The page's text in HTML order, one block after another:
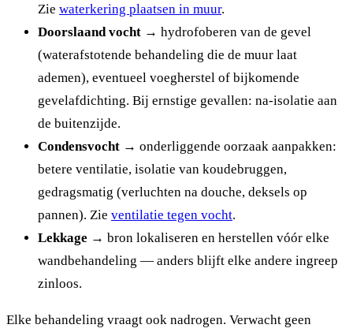
Zie waterkering plaatsen in muur.
Doorslaand vocht → hydrofoberen van de gevel
(waterafstotende behandeling die de muur laat
ademen), eventueel voegherstel of bijkomende
gevelafdichting. Bij ernstige gevallen: na-isolatie aan
de buitenzijde.
Condensvocht → onderliggende oorzaak aanpakken:
betere ventilatie, isolatie van koudebruggen,
gedragsmatig (verluchten na douche, deksels op
pannen). Zie ventilatie tegen vocht.
Lekkage → bron lokaliseren en herstellen vóór elke
wandbehandeling — anders blijft elke andere ingreep
zinloos.
Elke behandeling vraagt ook nadrogen. Verwacht geen